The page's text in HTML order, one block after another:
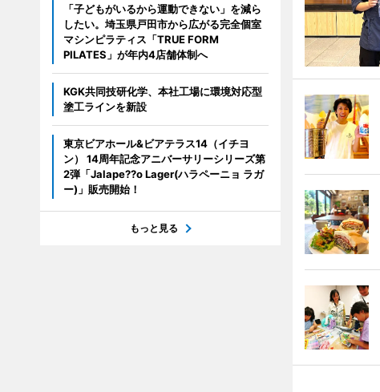
「子どもがいるから運動できない」を減ら
したい。埼玉県戸田市から広がる完全個室
マシンピラティス「TRUE FORM
PILATES」が年内4店舗体制へ
KGK共同技研化学、本社工場に環境対応型
塗工ラインを新設
東京ビアホール&ビアテラス14（イチヨ
ン） 14周年記念アニバーサリーシリーズ第
2弾「Jalape??o Lager(ハラペーニョ ラガ
ー)」販売開始！
もっと見る